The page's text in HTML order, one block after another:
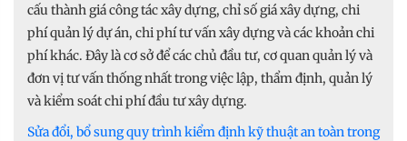
cấu thành giá công tác xây dựng, chỉ số giá xây dựng, chi
phí quản lý dự án, chi phí tư vấn xây dựng và các khoản chi
phí khác. Đây là cơ sở để các chủ đầu tư, cơ quan quản lý và
đơn vị tư vấn thống nhất trong việc lập, thẩm định, quản lý
và kiểm soát chi phí đầu tư xây dựng.
Sửa đổi, bổ sung quy trình kiểm định kỹ thuật an toàn trong